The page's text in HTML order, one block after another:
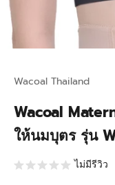
Wacoal Thailand
Wacoal
ให้นมบุตร รุ่น
ไม่มีรีวิว